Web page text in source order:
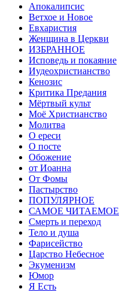
Апокалипсис
Ветхое и Новое
Евхаристия
Женщина в Церкви
ИЗБРАННОЕ
Исповедь и покаяние
Иудеохристианство
Кенозис
Критика Предания
Мёртвый культ
Моё Христианство
Молитва
О ереси
О посте
Обожение
от Иоанна
От Фомы
Пастырство
ПОПУЛЯРНОЕ
САМОЕ ЧИТАЕМОЕ
Смерть и переход
Тело и душа
Фарисейство
Царство Небесное
Экуменизм
Юмор
Я Есть